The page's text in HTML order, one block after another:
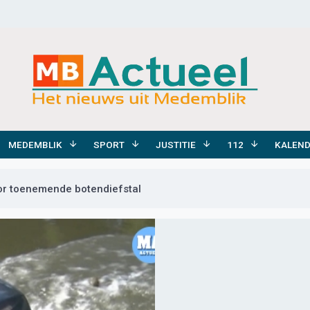
MEDEMBLIK SPORT JUSTITIE 112
toenemende botendiefstal